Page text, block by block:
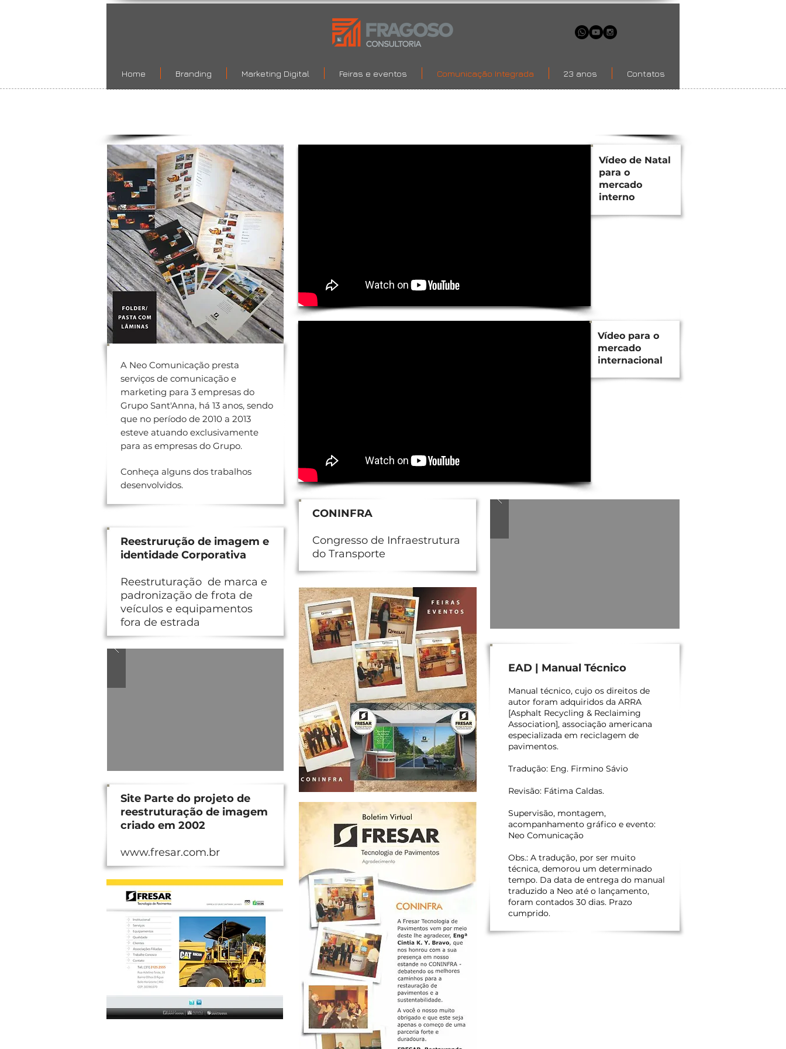
Home Branding Marketing Digital Feiras e eventos Comunicação Integrada 23 anos Contatos
A Neo Comunicação presta
serviços de comunicação e
marketing para 3 empresas do
Grupo Sant'Anna, há 13 anos, sendo
que no período de 2010 a 2013
esteve atuando exclusivamente
para as empresas do Grupo.
Conheça alguns dos trabalhos
desenvolvidos.
Reestrurução de imagem e
identidade Corporativa
Reestruturação de marca e
padronização de frota de
veículos e equipamentos
fora de estrada
Site Parte do projeto de
reestruturação de imagem
criado em 2002
www.fresar.com.br
Vídeo de Natal
para o
mercado
interno
Vídeo para o
mercado
internacional
CONINFRA
Congresso de Infraestrutura
do Transporte
EAD | Manual Técnico
Manual técnico, cujo os direitos de
autor foram adquiridos da ARRA
[Asphalt Recycling & Reclaiming
Association], associação americana
especializada em reciclagem de
pavimentos.
Tradução: Eng. Firmino Sávio
Revisão: Fátima Caldas.
Supervisão, montagem,
acompanhamento gráfico e evento:
Neo Comunicação
Obs.: A tradução, por ser muito
técnica, demorou um determinado
tempo. Da data de entrega do manual
traduzido a Neo até o lançamento,
foram contados 30 dias. Prazo
cumprido.